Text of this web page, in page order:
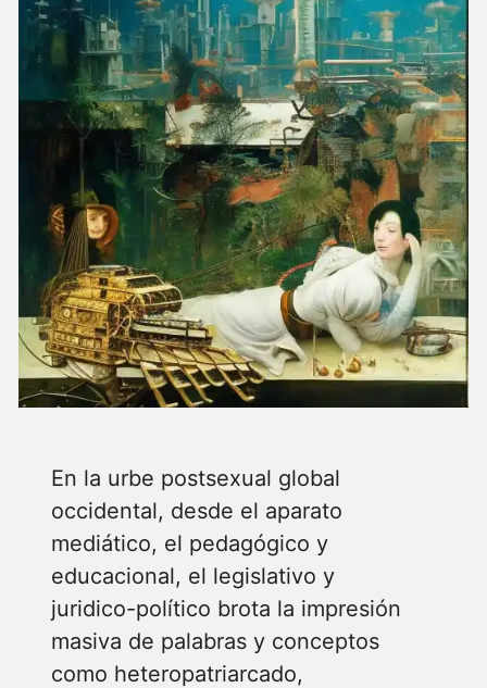
En la urbe postsexual global
occidental, desde el aparato
mediático, el pedagógico y
educacional, el legislativo y
juridico-político brota la impresión
masiva de palabras y conceptos
como heteropatriarcado,